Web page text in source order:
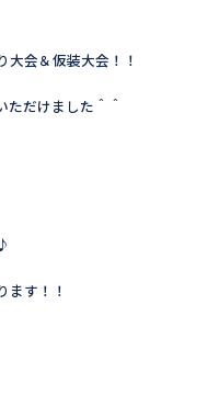
大会＆仮装大会！！
ただけました＾＾
ます！！